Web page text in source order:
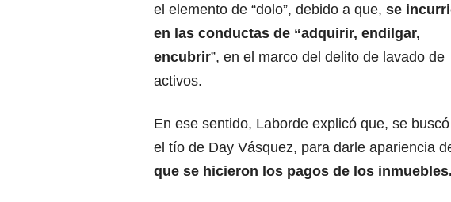
el elemento de “dolo”, debido a que, se
en las conductas de “adquirir, endilgar,
encubrir”, en el marco del delito de lavado de
activos.
En ese sentido, Laborde explicó que, se
el tío de Day Vásquez, para darle apariencia
que se hicieron los pagos de los inmuebles.